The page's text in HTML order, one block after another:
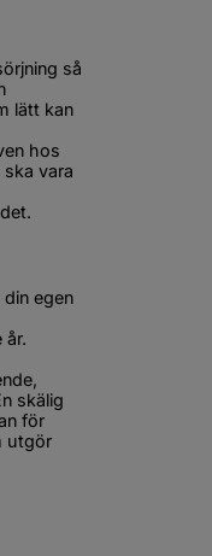
så
lätt kan
hos
vara
egen
år.
skälig
för
utgör